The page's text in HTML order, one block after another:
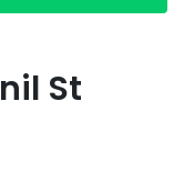
St